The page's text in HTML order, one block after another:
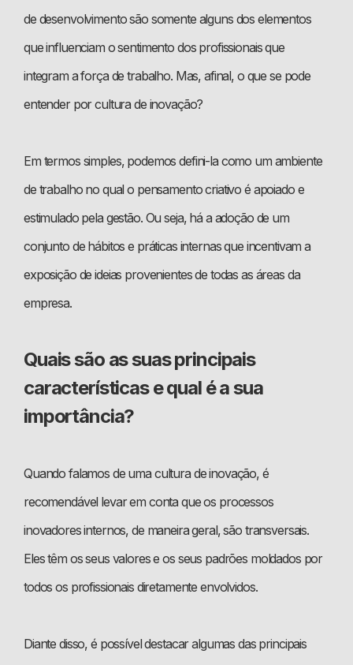
de desenvolvimento são somente alguns dos elementos
que influenciam o sentimento dos profissionais que
integram a força de trabalho. Mas, afinal, o que se pode
entender por cultura de inovação?
Em termos simples, podemos defini-la como um ambiente
de trabalho no qual o pensamento criativo é apoiado e
estimulado pela gestão. Ou seja, há a adoção de um
conjunto de hábitos e práticas internas que incentivam a
exposição de ideias provenientes de todas as áreas da
empresa.
Quais são as suas principais
características e qual é a sua
importância?
Quando falamos de uma cultura de inovação, é
recomendável levar em conta que os processos
inovadores internos, de maneira geral, são transversais.
Eles têm os seus valores e os seus padrões moldados por
todos os profissionais diretamente envolvidos.
Diante disso, é possível destacar algumas das principais